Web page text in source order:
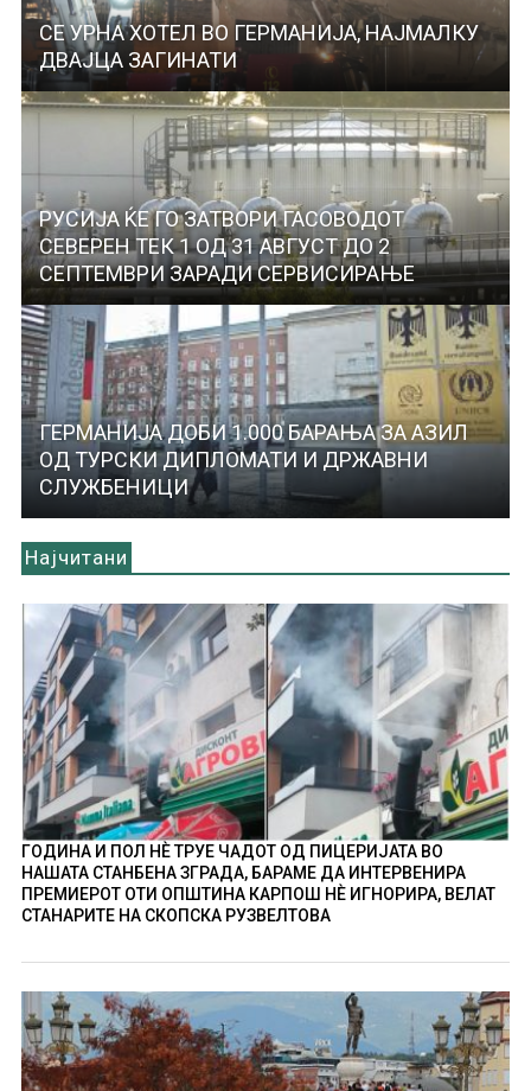
СЕ УРНА ХОТЕЛ ВО ГЕРМАНИЈА, НАЈМАЛКУ
ДВАЈЦА ЗАГИНАТИ
РУСИЈА ЌЕ ГО ЗАТВОРИ ГАСОВОДОТ
СЕВЕРЕН ТЕК 1 ОД 31 АВГУСТ ДО 2
СЕПТЕМВРИ ЗАРАДИ СЕРВИСИРАЊЕ
ГЕРМАНИЈА ДОБИ 1.000 БАРАЊА ЗА АЗИЛ
ОД ТУРСКИ ДИПЛОМАТИ И ДРЖАВНИ
СЛУЖБЕНИЦИ
Најчитани
ГОДИНА И ПОЛ НÈ ТРУЕ ЧАДОТ ОД ПИЦЕРИЈАТА ВО
НАШАТА СТАНБЕНА ЗГРАДА, БАРАМЕ ДА ИНТЕРВЕНИРА
ПРЕМИЕРОТ ОТИ ОПШТИНА КАРПОШ НÈ ИГНОРИРА, ВЕЛАТ
СТАНАРИТЕ НА СКОПСКА РУЗВЕЛТОВА